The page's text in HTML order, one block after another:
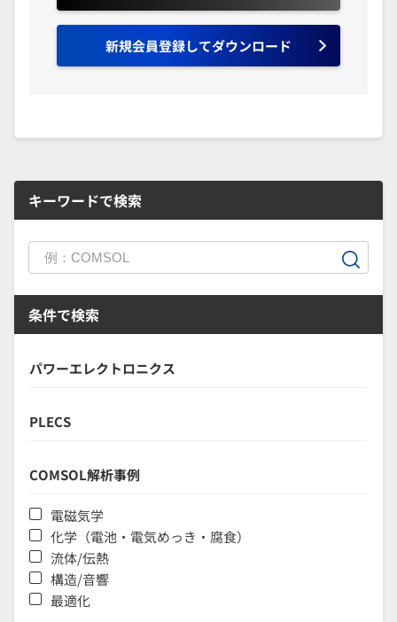
新規会員登録してダウンロード
キーワードで検索
条件で検索
パワーエレクトロニクス
PLECS
COMSOL解析事例
電磁気学
化学（電池・電気めっき・腐食）
流体/伝熱
構造/音響
最適化